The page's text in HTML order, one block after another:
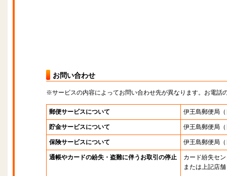
お問い合わせ
※サービスの内容によってお問い合わせ先が異なります。お電話
郵便サービスについて 伊王島郵便局
貯金サービスについて 伊王島郵便局
保険サービスについて 伊王島郵便局
通帳やカードの紛失・盗難に伴うお取引の停止
カード紛失セ
または上記店舗